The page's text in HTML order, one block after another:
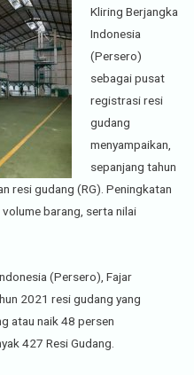
Kliring Berjangka
Indonesia
(Persero)
sebagai pusat
registrasi resi
gudang
menyampaikan,
sepanjang tahun
resi gudang (RG). Peningkatan
barang, serta nilai
(Persero), Fajar
2021 resi gudang yang
atau naik 48 persen
427 Resi Gudang.